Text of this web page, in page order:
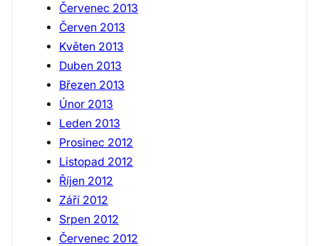
Červenec 2013
Červen 2013
Květen 2013
Duben 2013
Březen 2013
Únor 2013
Leden 2013
Prosinec 2012
Listopad 2012
Říjen 2012
Září 2012
Srpen 2012
Červenec 2012